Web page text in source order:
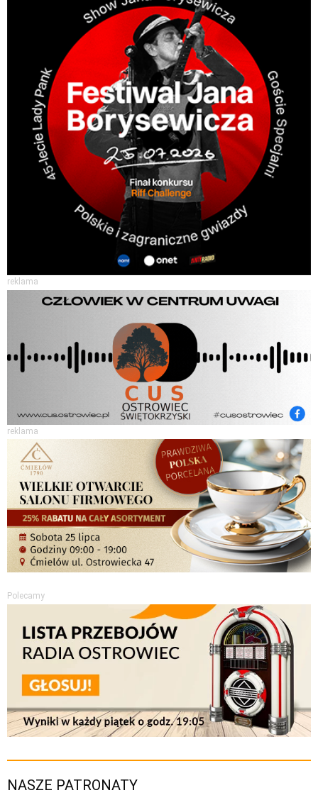
reklama
reklama
Polecamy
NASZE PATRONATY